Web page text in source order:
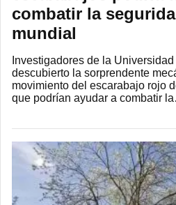
combatir la
mundial
Investigadores de la
descubierto la sorprendente
movimiento del escarabajo rojo
que podrían ayudar a combatir